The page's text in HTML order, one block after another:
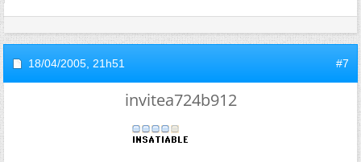
18/04/2005, 21h51 #7
invitea724b912